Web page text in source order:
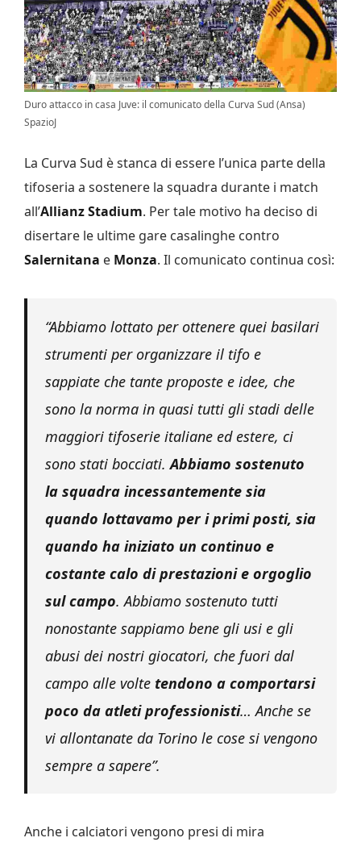
Duro attacco in casa Juve: il comunicato della Curva Sud (Ansa)
SpazioJ
La Curva Sud è stanca di essere l’unica parte della
tifoseria a sostenere la squadra durante i match
all’Allianz Stadium. Per tale motivo ha deciso di
disertare le ultime gare casalinghe contro
Salernitana e Monza. Il comunicato continua così:
“Abbiamo lottato per ottenere quei basilari
strumenti per organizzare il tifo e
sappiate che tante proposte e idee, che
sono la norma in quasi tutti gli stadi delle
maggiori tifoserie italiane ed estere, ci
sono stati bocciati.Abbiamo sostenuto
la squadra incessantemente sia
quando lottavamo per i primi posti, sia
quando ha iniziato un continuo e
costante calo di prestazioni e orgoglio
sul campo. Abbiamo sostenuto tutti
nonostante sappiamo bene gli usi e gli
abusi dei nostri giocatori, che fuori dal
campo alle volte tendono a comportarsi
poco da atleti professionisti… Anche se
vi allontanate da Torino le cose si vengono
sempre a sapere”.
Anche i calciatori vengono presi di mira